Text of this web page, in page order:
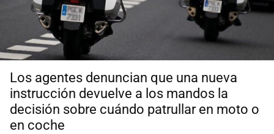
Los agentes denuncian que una nueva
instrucción devuelve a los mandos la
decisión sobre cuándo patrullar en moto o
en coche